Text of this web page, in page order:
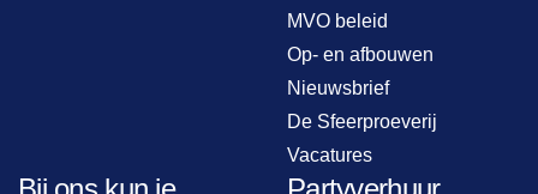
MVO beleid
Op- en afbouwen
Nieuwsbrief
De Sfeerproeverij
Vacatures